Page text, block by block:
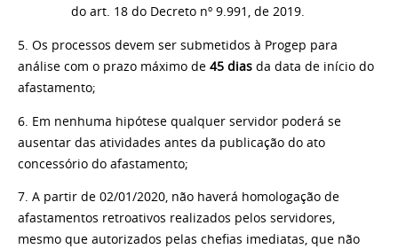
do art. 18 do Decreto nº 9.991, de 2019.
5. Os processos devem ser submetidos à Progep para
análise com o prazo máximo de 45 dias da data de início do
afastamento;
6. Em nenhuma hipótese qualquer servidor poderá se
ausentar das atividades antes da publicação do ato
concessório do afastamento;
7. A partir de 02/01/2020, não haverá homologação de
afastamentos retroativos realizados pelos servidores,
mesmo que autorizados pelas chefias imediatas, que não